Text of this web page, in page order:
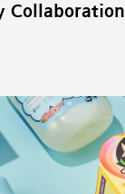
Collaboration